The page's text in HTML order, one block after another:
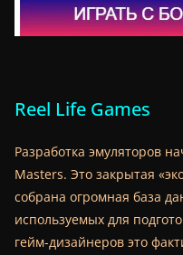
Reel Life Games
Разработка эмуляторов
Masters. Это закрытая
собрана огромная база
используемых для
гейм-дизайнеров это